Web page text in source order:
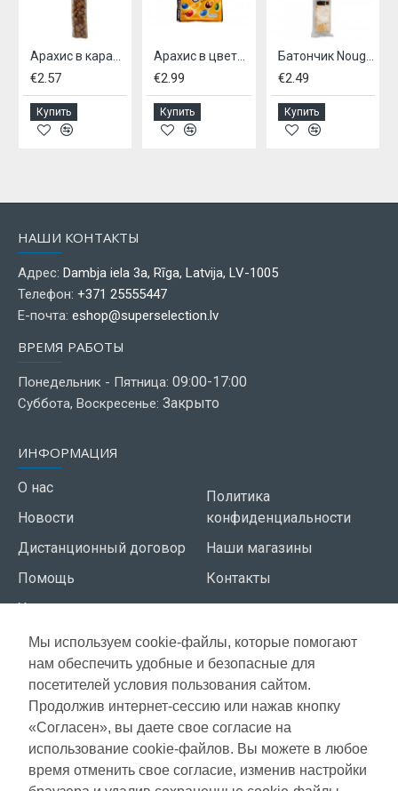
Мы используем cookie-файлы, которые помогают
нам обеспечить удобные и безопасные для
посетителей условия пользования сайтом.
Продолжив интернет-сессию или нажав кнопку
«Согласен», вы даете свое согласие на
использование cookie-файлов. Вы можете в любое
время отменить свое согласие, изменив настройки
Арахис в карамеле SIR CHARLES,- 100г
€2.57
Купить
Арахис в цветной глазури 180г
€2.99
Купить
Батончик Nougat MIX 100г - с арахисом и фруктами
€2.49
Купить
НАШИ КОНТАКТЫ
Адрес: Dambja iela 3a, Rīga, Latvija, LV-1005
Телефон: +371 25555447
Е-почта: eshop@superselection.lv
ВРЕМЯ РАБОТЫ
Понедельник - Пятница: 09:00-17:00
Суббота, Воскресенье: Закрыто
ИНФОРМАЦИЯ
О нас
Новости
Дистанционный договор
Помощь
Условия использования
Политика
конфиденциальности
Наши магазины
Контакты
СЕРВИС КЛИЕНТОВ
Доставка
Оплата
Газета акций